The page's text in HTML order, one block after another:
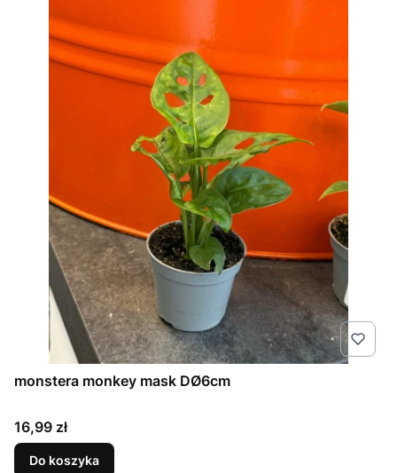
monstera monkey mask DØ6cm
Cena
16,99 zł
Do koszyka